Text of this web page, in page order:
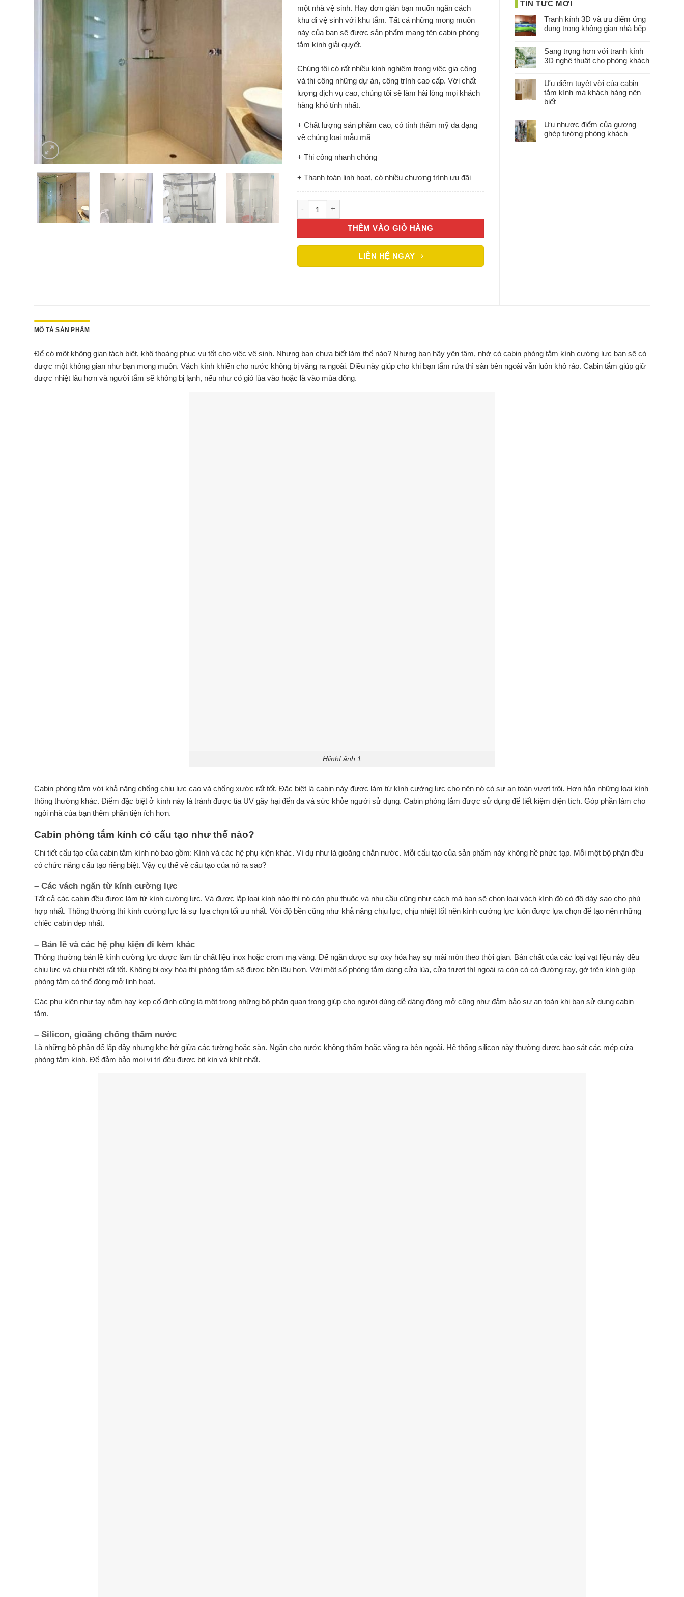
một nhà vệ sinh. Hay đơn giản bạn muốn ngăn cách
khu đi vệ sinh với khu tắm. Tất cả những mong muốn
này của bạn sẽ được sản phẩm mang tên cabin phòng
tắm kính giải quyết.
Chúng tôi có rất nhiều kinh nghiệm trong việc gia công
và thi công những dự án, công trình cao cấp. Với chất
lượng dịch vụ cao, chúng tôi sẽ làm hài lòng mọi khách
hàng khó tính nhất.
+ Chất lượng sản phẩm cao, có tính thẩm mỹ đa dạng
về chủng loại mẫu mã
+ Thi công nhanh chóng
+ Thanh toán linh hoạt, có nhiều chương trính ưu đãi
THÊM VÀO GIỎ HÀNG
LIÊN HỆ NGAY
TIN TỨC MỚI
Tranh kính 3D và ưu điểm ứng
dụng trong không gian nhà bếp
Sang trọng hơn với tranh kính
3D nghệ thuật cho phòng khách
Ưu điểm tuyệt vời của cabin
tắm kính mà khách hàng nên
biết
Ưu nhược điểm của gương
ghép tường phòng khách
MÔ TẢ SẢN PHẨM
Để có một không gian tách biệt, khô thoáng phục vụ tốt cho việc vệ sinh. Nhưng bạn chưa biết làm thế nào? Nhưng bạn hãy yên tâm, nhờ có cabin phòng tắm kính cường lực bạn sẽ có
được một không gian như bạn mong muốn. Vách kính khiến cho nước không bị văng ra ngoài. Điều này giúp cho khi bạn tắm rửa thì sàn bên ngoài vẫn luôn khô ráo. Cabin tắm giúp giữ
được nhiệt lâu hơn và người tắm sẽ không bị lạnh, nếu như có gió lùa vào hoặc là vào mùa đông.
Hiinhf ảnh 1
Cabin phòng tắm với khả năng chống chịu lực cao và chống xước rất tốt. Đặc biệt là cabin này được làm từ kính cường lực cho nên nó có sự an toàn vượt trội. Hơn hẳn những loại kính
thông thường khác. Điểm đặc biệt ở kính này là tránh được tia UV gây hại đến da và sức khỏe người sử dụng. Cabin phòng tắm được sử dụng để tiết kiệm diện tích. Góp phần làm cho
ngôi nhà của bạn thêm phần tiện ích hơn.
Cabin phòng tắm kính có cấu tạo như thế nào?
Chi tiết cấu tạo của cabin tắm kính nó bao gồm: Kính và các hệ phụ kiện khác. Ví dụ như là gioăng chắn nước. Mỗi cấu tạo của sản phẩm này không hề phức tạp. Mỗi một bộ phận đều
có chức năng cấu tạo riêng biệt. Vậy cụ thể về cấu tạo của nó ra sao?
– Các vách ngăn từ kính cường lực
Tất cả các cabin đều được làm từ kính cường lực. Và được lắp loại kính nào thì nó còn phụ thuộc và nhu cầu cũng như cách mà bạn sẽ chọn loại vách kính đó có độ dày sao cho phù
hợp nhất. Thông thường thì kính cường lực là sự lựa chọn tối ưu nhất. Với độ bền cũng như khả năng chịu lực, chịu nhiệt tốt nên kính cường lực luôn được lựa chọn để tạo nên những
chiếc cabin đẹp nhất.
– Bản lề và các hệ phụ kiện đi kèm khác
Thông thường bản lề kính cường lực được làm từ chất liệu inox hoặc crom mạ vàng. Để ngăn được sự oxy hóa hay sự mài mòn theo thời gian. Bản chất của các loại vạt liệu này đều
chịu lực và chịu nhiệt rất tốt. Không bị oxy hóa thì phòng tắm sẽ được bền lâu hơn. Với một số phòng tắm dạng cửa lùa, cửa trượt thì ngoài ra còn có có đường ray, gờ trên kính giúp
phòng tắm có thể đóng mở linh hoạt.
Các phụ kiện như tay nắm hay kẹp cố định cũng là một trong những bộ phận quan trọng giúp cho người dùng dễ dàng đóng mở cũng như đảm bảo sự an toàn khi bạn sử dụng cabin
tắm.
– Silicon, gioăng chống thấm nước
Là những bộ phần để lấp đầy nhưng khe hở giữa các tường hoặc sàn. Ngăn cho nước không thấm hoặc văng ra bên ngoài. Hệ thống silicon này thường được bao sát các mép cửa
phòng tắm kính. Để đảm bảo mọi vị trí đều được bịt kín và khít nhất.